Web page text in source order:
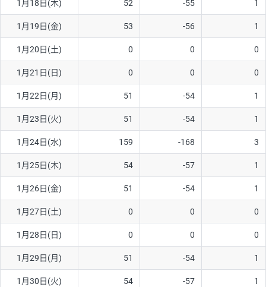
ソ/円は10万通貨単位。
1月18日(木) 52 -55 1
1月19日(金) 53 -56 1
1月20日(土) 0 0 0
1月21日(日) 0 0 0
1月22日(月) 51 -54 1
1月23日(火) 51 -54 1
1月24日(水) 159 -168 3
1月25日(木) 54 -57 1
1月26日(金) 51 -54 1
1月27日(土) 0 0 0
1月28日(日) 0 0 0
1月29日(月) 51 -54 1
1月30日(火) 54 -57 1